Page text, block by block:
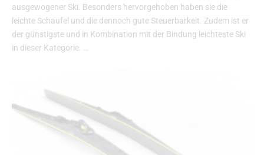
ausgewogener Ski. Besonders hervorgehoben haben sie die
leichte Schaufel und die dennoch gute Steuerbarkeit. Zudem ist er
der günstigste und in Kombination mit der Bindung leichteste Ski
in dieser Kategorie. …